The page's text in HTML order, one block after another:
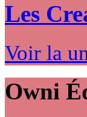
Les
Voir la
Owni